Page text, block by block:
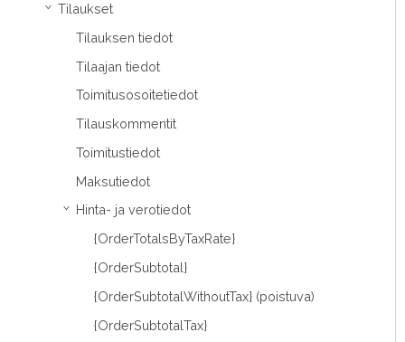
› Tilaukset
Tilauksen tiedot
Tilaajan tiedot
Toimitusosoitetiedot
Tilauskommentit
Toimitustiedot
Maksutiedot
›
Hinta- ja verotiedot
{OrderTotalsByTaxRate}
{OrderSubtotal}
{OrderSubtotalWithoutTax} (poistuva)
{OrderSubtotalTax}